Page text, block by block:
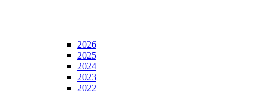
2026
2025
2024
2023
2022